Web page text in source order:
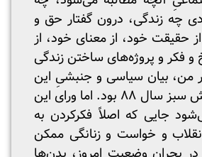
چه زندگی، درون گفتار حق و
حقیقت خود، از معنای خود، از
و فکر و پروژه‌های ساختن زندگی
من، بیان سیاسی و جنبشیِ این
گفتار همان جنبش سبز سال ۸۸ بود. اما ورای این
جایی که اصلاً فکرکردن به
و خواست و زنانگی ممکن